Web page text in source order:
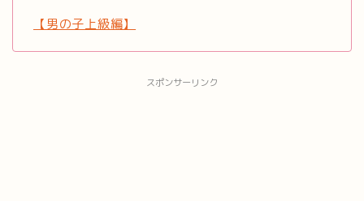
【男の子上級編】
スポンサーリンク